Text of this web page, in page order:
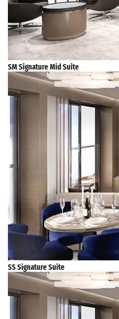
SM Signature Mid Suite
SS Signature Suite